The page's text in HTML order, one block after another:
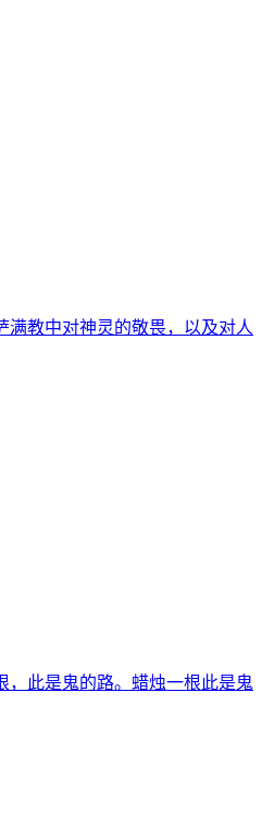
教中对神灵的敬畏，以及对人
，此是鬼的路。蜡烛一根此是鬼